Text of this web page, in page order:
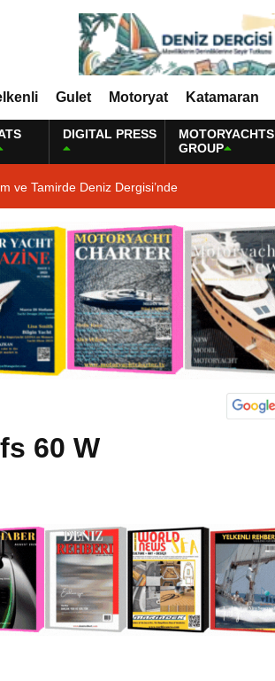
Gulet Motoryat Katamaran
DIGITAL PRESS
MOTORYACHTS
GROUP
ve Tamirde Deniz Dergisi’nde
60 W